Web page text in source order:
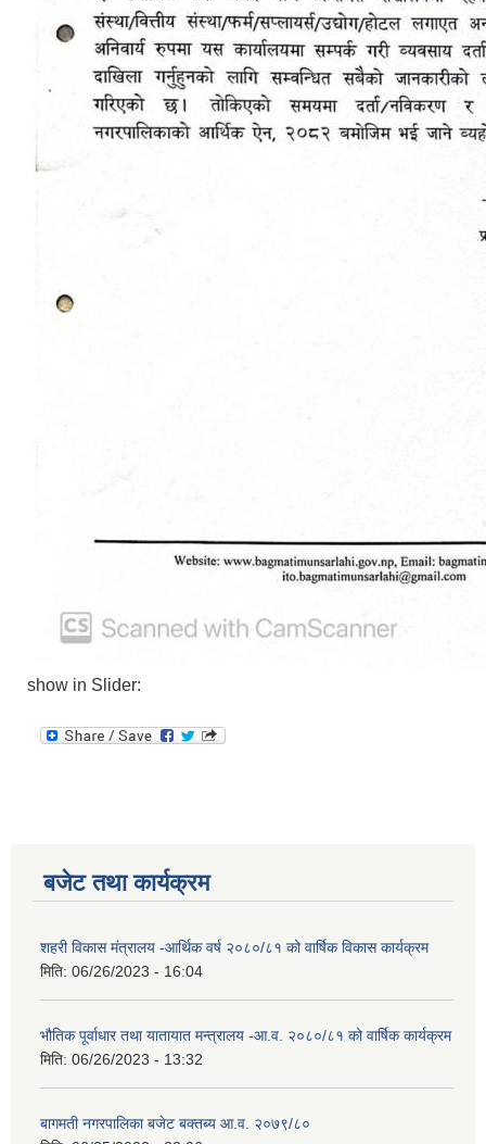
show in Slider:
बजेट तथा कार्यक्रम
शहरी विकास मंत्रालय -आर्थिक वर्ष २०८०/८१ को वार्षिक विकास कार्यक्रम
मिति: 06/26/2023 - 16:04
भौतिक पूर्वाधार तथा यातायात मन्त्रालय -आ.व. २०८०/८१ को वार्षिक कार्यक्रम
मिति: 06/26/2023 - 13:32
बागमती नगरपालिका बजेट बक्तब्य आ.व. २०७९/८०